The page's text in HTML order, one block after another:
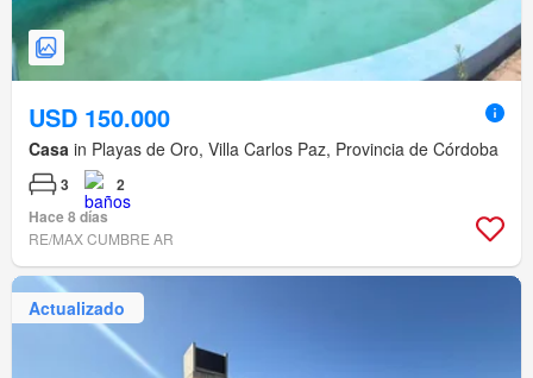
USD 150.000
Casa in Playas de Oro, Villa Carlos Paz, Provincia de Córdoba
3
2
Hace 8 días
RE/MAX CUMBRE AR
Actualizado